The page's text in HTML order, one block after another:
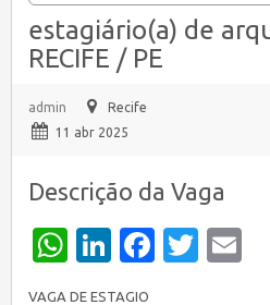
estagiário(a) de
RECIFE / PE
admin
Recife
11 abr 2025
Descrição da Vaga
WhatsApp
LinkedIn
VAGA DE ESTAGIO